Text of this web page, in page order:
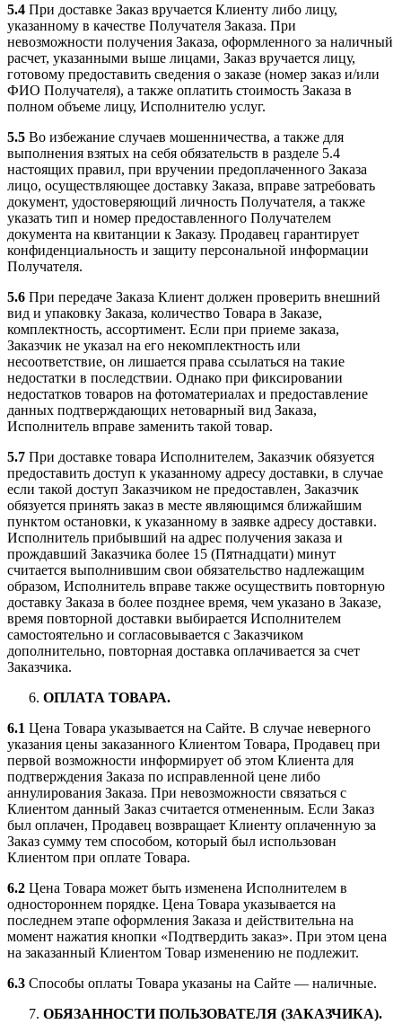
5.4 При доставке Заказ вручается Клиенту либо лицу,
указанному в качестве Получателя Заказа. При
невозможности получения Заказа, оформленного за наличный
расчет, указанными выше лицами, Заказ вручается лицу,
готовому предоставить сведения о заказе (номер заказ и/или
ФИО Получателя), а также оплатить стоимость Заказа в
полном объеме лицу, Исполнителю услуг.
5.5 Во избежание случаев мошенничества, а также для
выполнения взятых на себя обязательств в разделе 5.4
настоящих правил, при вручении предоплаченного Заказа
лицо, осуществляющее доставку Заказа, вправе затребовать
документ, удостоверяющий личность Получателя, а также
указать тип и номер предоставленного Получателем
документа на квитанции к Заказу. Продавец гарантирует
конфиденциальность и защиту персональной информации
Получателя.
5.6 При передаче Заказа Клиент должен проверить внешний
вид и упаковку Заказа, количество Товара в Заказе,
комплектность, ассортимент. Если при приеме заказа,
Заказчик не указал на его некомплектность или
несоответствие, он лишается права ссылаться на такие
недостатки в последствии. Однако при фиксировании
недостатков товаров на фотоматериалах и предоставление
данных подтверждающих нетоварный вид Заказа,
Исполнитель вправе заменить такой товар.
5.7 При доставке товара Исполнителем, Заказчик обязуется
предоставить доступ к указанному адресу доставки, в случае
если такой доступ Заказчиком не предоставлен, Заказчик
обязуется принять заказ в месте являющимся ближайшим
пунктом остановки, к указанному в заявке адресу доставки.
Исполнитель прибывший на адрес получения заказа и
прождавший Заказчика более 15 (Пятнадцати) минут
считается выполнившим свои обязательство надлежащим
образом, Исполнитель вправе также осуществить повторную
доставку Заказа в более позднее время, чем указано в Заказе,
время повторной доставки выбирается Исполнителем
самостоятельно и согласовывается с Заказчиком
дополнительно, повторная доставка оплачивается за счет
Заказчика.
ОПЛАТА ТОВАРА.
6.1 Цена Товара указывается на Сайте. В случае неверного
указания цены заказанного Клиентом Товара, Продавец при
первой возможности информирует об этом Клиента для
подтверждения Заказа по исправленной цене либо
аннулирования Заказа. При невозможности связаться с
Клиентом данный Заказ считается отмененным. Если Заказ
был оплачен, Продавец возвращает Клиенту оплаченную за
Заказ сумму тем способом, который был использован
Клиентом при оплате Товара.
6.2 Цена Товара может быть изменена Исполнителем в
одностороннем порядке. Цена Товара указывается на
последнем этапе оформления Заказа и действительна на
момент нажатия кнопки «Подтвердить заказ». При этом цена
на заказанный Клиентом Товар изменению не подлежит.
6.3 Способы оплаты Товара указаны на Сайте — наличные.
ОБЯЗАННОСТИ ПОЛЬЗОВАТЕЛЯ (ЗАКАЗЧИКА).